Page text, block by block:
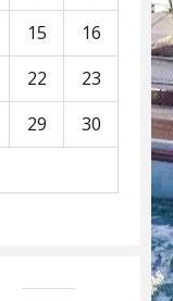
15
16
22
23
29
30